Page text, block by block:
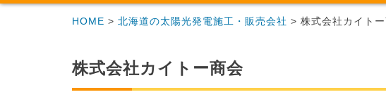
HOME > 北海道の太陽光発電施工・販売会社 > 株式会社カイト
株式会社カイトー商会